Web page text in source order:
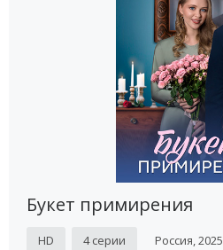
Букет примирения
HD 4 серии Россия, 2025